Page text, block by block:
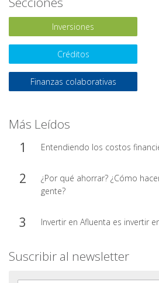
Inversiones
Créditos
Finanzas colaborativas
Más Leídos
Entendiendo los costos
¿Por qué ahorrar? ¿Cómo
gente?
Invertir en Afluenta es invertir
Suscribir al newsletter